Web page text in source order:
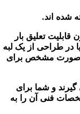
شده اند.
تعلیق بار
طراحی از یک لبه
به صورت مشخص برای
و شما برای
فنی آن را به